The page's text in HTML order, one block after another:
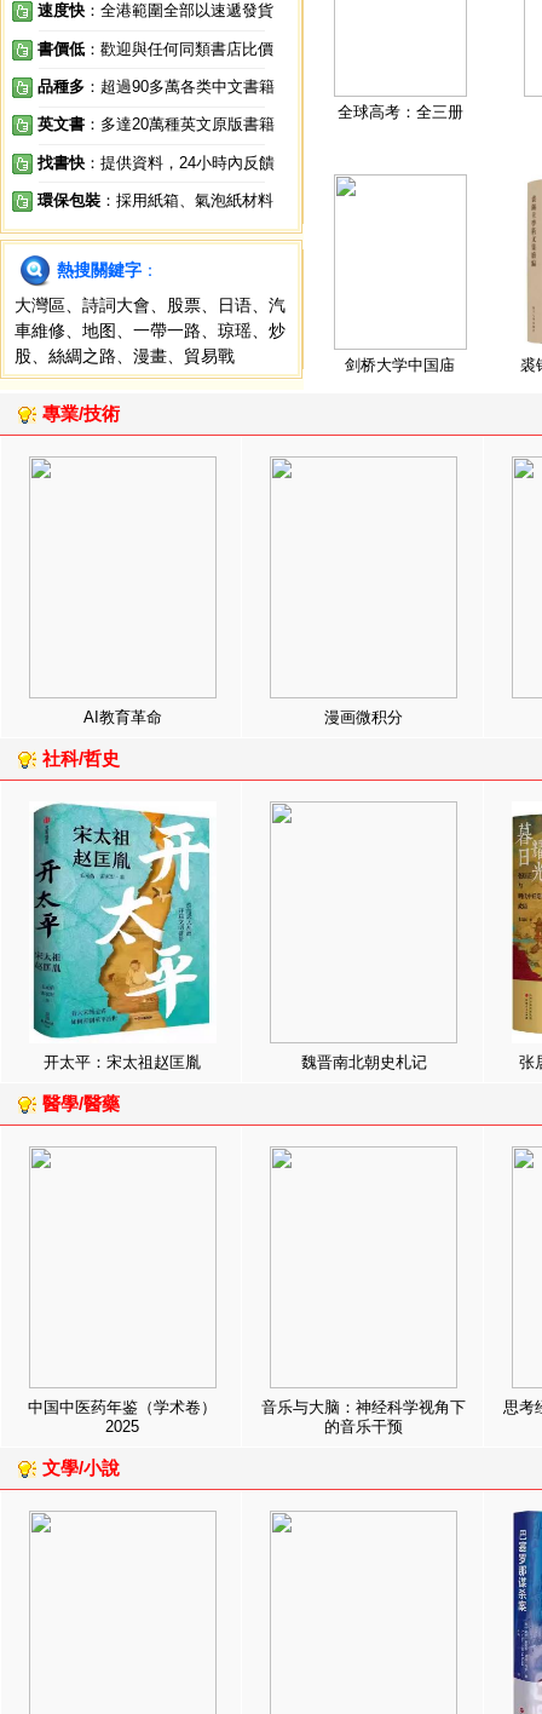
速度快 ：全港範圍全部以速遞發貨
書價低 ：歡迎與任何同類書店比價
品種多 ：超過90多萬各类中文書籍
英文書 ：多達20萬種英文原版書籍
找書快 ：提供資料，24小時內反饋
環保包裝 ：採用紙箱、氣泡紙材料
熱搜關鍵字 ：
大灣區
詩詞大會 股票 日语
汽
車維修
地图 一帶一路 琼瑶
炒
股
絲綢之路 漫畫 貿易戰
全球高考：全三册
剑桥大学中国庙 裘
專業/技術
AI教育革命 漫画微积分
社科/哲史
开太平：宋太祖赵匡胤 魏晋南北朝史札记 张
醫學/醫藥
中国中医药年鉴（学术卷）
2025
音乐与大脑：神经科学视角下
的音乐干预
思考
文學/小說